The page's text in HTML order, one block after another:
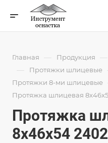
Главная — Продукция —
— Протяжки шлицевые
Протяжки 8-ми шлицевые
Протяжка шлицевая
Протяжка
8x46x54